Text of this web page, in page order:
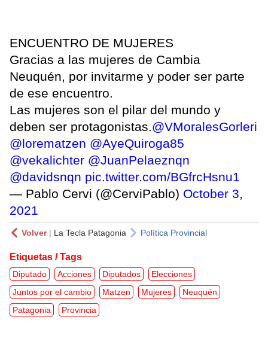
ENCUENTRO DE MUJERES
Gracias a las mujeres de Cambia
Neuquén, por invitarme y poder ser parte
de ese encuentro.
Las mujeres son el pilar del mundo y
deben ser protagonistas.@VMoralesGorleri
@lorematzen @AyeQuiroga85
@vekalichter @JuanPelaeznqn
@davidsnqn pic.twitter.com/BGfrcHsnu1
— Pablo Cervi (@CerviPablo) October 3,
2021
Volver| La Tecla Patagonia Política Provincial
Etiquetas / Tags
Diputado Acciones Diputados
Elecciones
Juntos por el cambio
Matzen Mujeres
Neuquén
Patagonia
Provincia